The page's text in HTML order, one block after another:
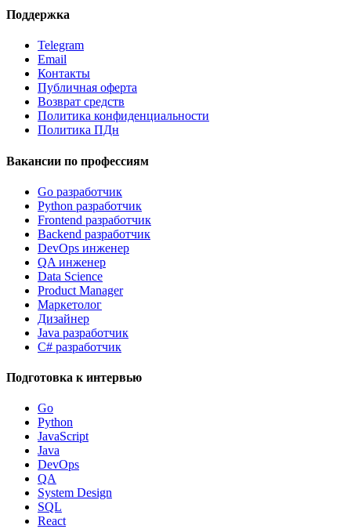
Поддержка
Telegram
Email
Контакты
Публичная оферта
Возврат средств
Политика конфиденциальности
Политика ПДн
Вакансии по профессиям
Go разработчик
Python разработчик
Frontend разработчик
Backend разработчик
DevOps инженер
QA инженер
Data Science
Product Manager
Маркетолог
Дизайнер
Java разработчик
C# разработчик
Подготовка к интервью
Go
Python
JavaScript
Java
DevOps
QA
System Design
SQL
React